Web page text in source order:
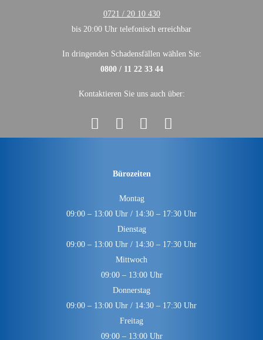
0721 / 20 10 430
bis 20:00 Uhr telefonisch erreichbar
In dringenden Schadensfällen wählen Sie:
0800 / 11 22 33 44
Kontaktieren Sie uns auch über:
Bürozeiten
Montag
09:00 – 13:00 Uhr / 14:30 – 17:30 Uhr
Dienstag
09:00 – 13:00 Uhr / 14:30 – 17:30 Uhr
Mittwoch
09:00 – 13:00 Uhr
Donnerstag
09:00 – 13:00 Uhr / 14:30 – 17:30 Uhr
Freitag
09:00 – 13:00 Uhr